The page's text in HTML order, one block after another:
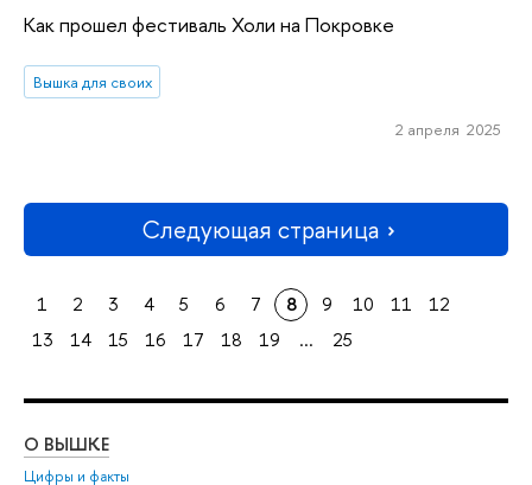
Как прошел фестиваль Холи на Покровке
Вышка для своих
2 апреля 2025
Следующая страница
1 2 3 4 5 6 7 8 9 10 11
12
13
14 15 16 17 18 19 ... 25
О ВЫШКЕ
Цифры и факты